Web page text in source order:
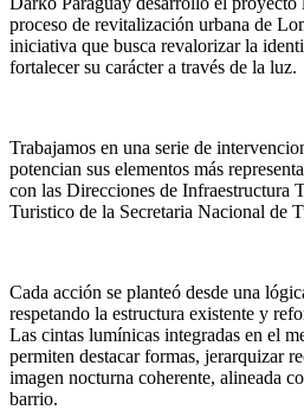
proceso de revitalización urbana de
iniciativa que busca revalorizar la
fortalecer su carácter a través de la luz.
Trabajamos en una serie de
potencian sus elementos más
con las Direcciones de Infraestructura
Turistico de la Secretaria Nacional de
Cada acción se planteó desde una
respetando la estructura existente y
Las cintas lumínicas integradas en el
permiten destacar formas, jerarquizar
imagen nocturna coherente, alineada
barrio.